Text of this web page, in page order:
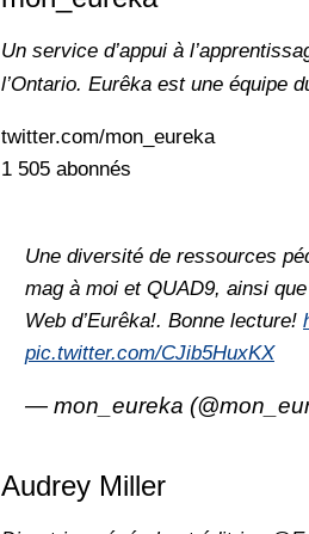
Un service d’appui à
l’Ontario. Eurêka est une équipe
twitter.com/mon_eureka
1 505 abonnés
Une diversité de ressources
mag à moi et QUAD9, ainsi
Web d’Eurêka!. Bonne lecture!
pic.twitter.com/CJib5HuxKX
— mon_eureka
Audrey Miller